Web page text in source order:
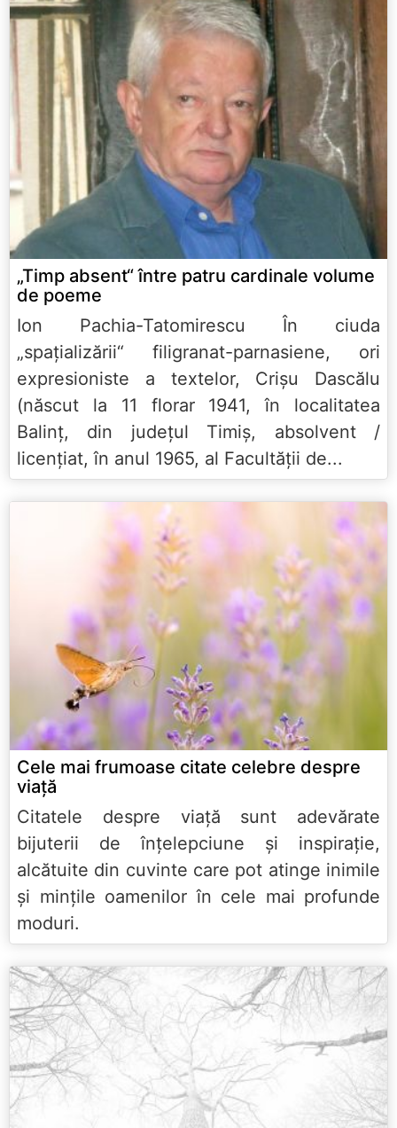
„Timp absent“ între patru cardinale volume
de poeme
Ion Pachia-Tatomirescu În ciuda
„spaţializării“ filigranat-parnasiene, ori
expresioniste a textelor, Crişu Dascălu
(născut la 11 florar 1941, în localitatea
Balinţ, din judeţul Timiş, absolvent /
licenţiat, în anul 1965, al Facultăţii de...
Cele mai frumoase citate celebre despre
viață
Citatele despre viață sunt adevărate
bijuterii de înțelepciune și inspirație,
alcătuite din cuvinte care pot atinge inimile
și mințile oamenilor în cele mai profunde
moduri.